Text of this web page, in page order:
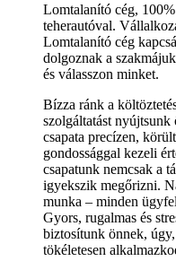
Lomtalanító cég,
teherautóval.
Lomtalanító cég
dolgoznak a
és válasszon minket.
Bízza ránk a
szolgáltatást nyújtsunk
csapata precízen,
gondossággal kezeli
csapatunk nemcsak a
igyekszik megőrizni.
munka – minden
Gyors, rugalmas és
biztosítunk önnek,
tökéletesen